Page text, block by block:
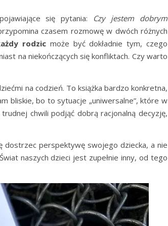
się pytania: Czy jestem dobrym
czasem rozmowę w dwóch różnych
rodzic może być dokładnie tym, czego
na niekończących się konfliktach. Czy warto
na codzień. To książka bardzo konkretna,
bliskie, bo to sytuacje „uniwersalne”, które w
chwili podjąć dobrą racjonalną decyzję,
dostrzec perspektywę swojego dziecka, a nie
naszych dzieci jest zupełnie inny, od tego